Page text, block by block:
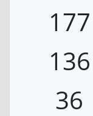
177
136
36